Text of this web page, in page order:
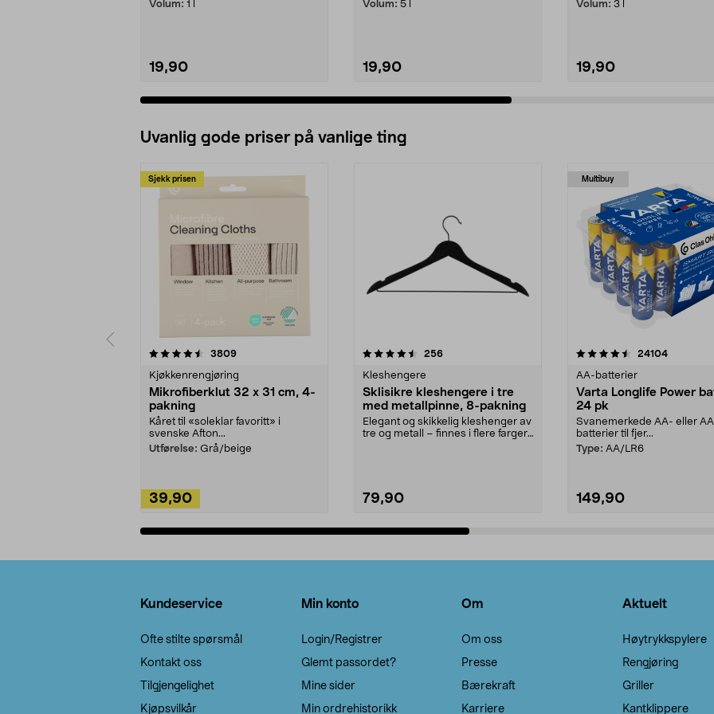
Volum: 1 l
19,90
Volum: 5 l
19,90
Volum: 3 l
19,90
Uvanlig gode priser på vanlige ting
Sjekk prisen
3809anmeldelser
Kjøkkenrengjøring
Mikrofiberklut 32 x 31 cm, 4-
pakning
Kåret til «soleklar favoritt» i
svenske Afton...
Utførelse: Grå/beige
39,90
4.5av 5 stjerner 256anmeldelser
Kleshengere
Sklisikre kleshengere i tre
med metallpinne, 8-pakning
Elegant og skikkelig kleshenger av
tre og metall – finnes i flere farger.
79,90
Multibuy
4.5av 5 stjerner 24104
AA-batterier
Varta Longlife Power
24 pk
Svanemerkede AA- eller
batterier til fjer...
Type: AA/LR6
149,90
4.5av 5 stjerner
Kundeservice
Ofte stilte spørsmål
Kontakt oss
Tilgjengelighet
Kjøpsvilkår
Min konto
Login/Registrer
Glemt passordet?
Mine sider
Min ordrehistorikk
Om
Om oss
Presse
Bærekraft
Karriere
Aktuelt
Høytrykkspylere
Rengjøring
Griller
Kantklippere